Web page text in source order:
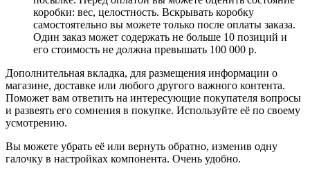
коробки: вес, целостность. Вскрывать коробку
самостоятельно вы можете только после оплаты заказа.
Один заказ может содержать не больше 10 позиций и
его стоимость не должна превышать 100 000 р.
Дополнительная вкладка, для размещения информации о
магазине, доставке или любого другого важного контента.
Поможет вам ответить на интересующие покупателя вопросы
и развеять его сомнения в покупке. Используйте её по своему
усмотрению.
Вы можете убрать её или вернуть обратно, изменив одну
галочку в настройках компонента. Очень удобно.